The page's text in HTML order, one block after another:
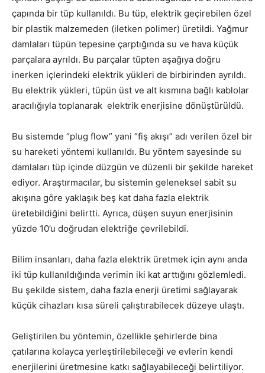
çapında bir tüp kullanıldı. Bu tüp, elektrik geçirebilen özel
bir plastik malzemeden (iletken polimer) üretildi. Yağmur
damlaları tüpün tepesine çarptığında su ve hava küçük
parçalara ayrıldı. Bu parçalar tüpten aşağıya doğru
inerken içlerindeki elektrik yükleri de birbirinden ayrıldı.
Bu elektrik yükleri, tüpün üst ve alt kısmına bağlı kablolar
aracılığıyla toplanarak elektrik enerjisine dönüştürüldü.
Bu sistemde “plug flow” yani “fiş akışı” adı verilen özel bir
su hareketi yöntemi kullanıldı. Bu yöntem sayesinde su
damlaları tüp içinde düzgün ve düzenli bir şekilde hareket
ediyor. Araştırmacılar, bu sistemin geleneksel sabit su
akışına göre yaklaşık beş kat daha fazla elektrik
üretebildiğini belirtti. Ayrıca, düşen suyun enerjisinin
yüzde 10’u doğrudan elektriğe çevrilebildi.
Bilim insanları, daha fazla elektrik üretmek için aynı anda
iki tüp kullanıldığında verimin iki kat arttığını gözlemledi.
Bu şekilde sistem, daha fazla enerji üretimi sağlayarak
küçük cihazları kısa süreli çalıştırabilecek düzeye ulaştı.
Geliştirilen bu yöntemin, özellikle şehirlerde bina
çatılarına kolayca yerleştirilebileceği ve evlerin kendi
enerjilerini üretmesine katkı sağlayabileceği belirtiliyor.